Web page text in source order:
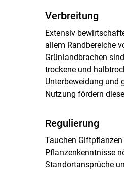
Verbreitung
Extensiv
allem Randbereiche
Grünlandbrachen
trockene und
Unterbeweidung und
Nutzung fördern
Regulierung
Tauchen
Pflanzenkenntnisse
Standortansprüche